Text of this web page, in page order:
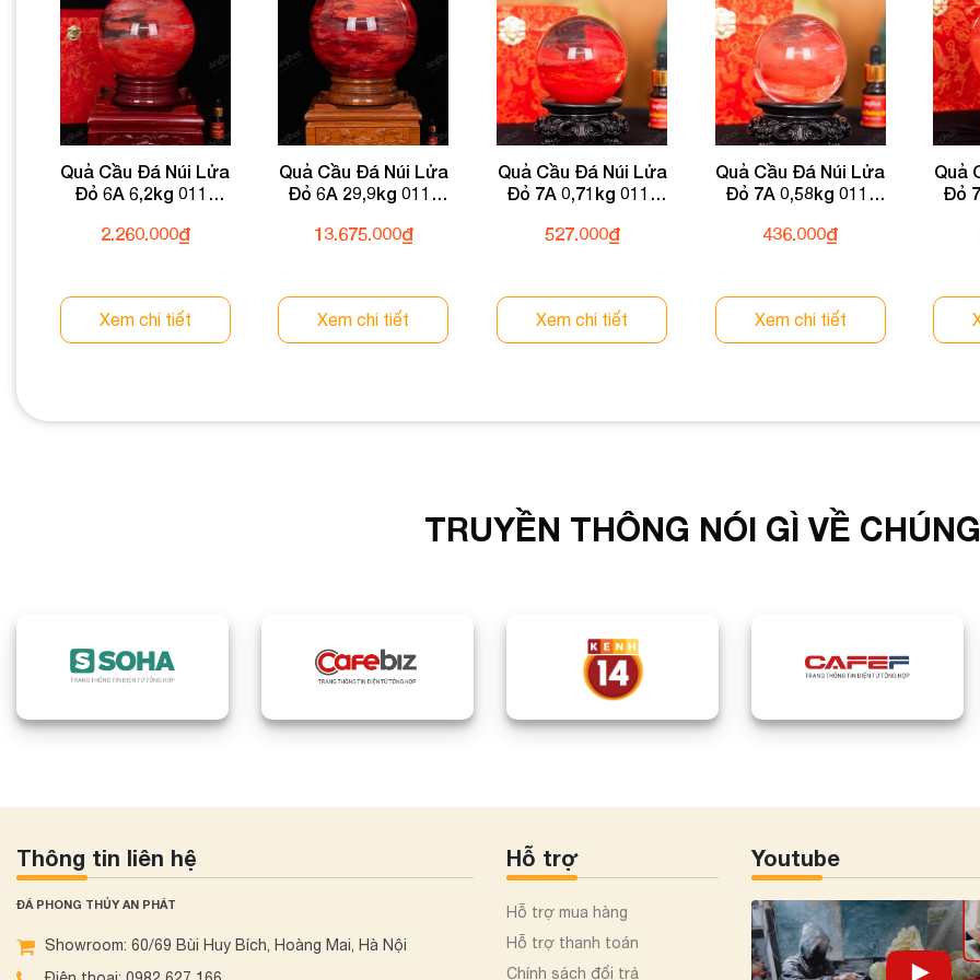
Quả Cầu Đá Núi Lửa
Đỏ 6A 6,2kg 011-
2.260.000₫
Xem chi tiết
Quả Cầu Đá Núi Lửa
Đỏ 6A 29,9kg 011-
13.675.000₫
Xem chi tiết
Quả Cầu Đá Núi Lửa
Đỏ 7A 0,71kg 011-
527.000₫
Xem chi tiết
Quả Cầu Đá Núi Lửa
Đỏ 7A 0,58kg 011-
436.000₫
Xem chi tiết
Quả
Đỏ
TRUYỀN THÔNG NÓI GÌ VỀ
Thông tin liên hệ
ĐÁ PHONG THỦY AN PHÁT
Showroom: 60/69 Bùi Huy Bích, Hoàng Mai, Hà Nội
Hỗ trợ
Hỗ trợ mua hàng
Hỗ trợ thanh toán
Chính sách đổi trả
Youtube